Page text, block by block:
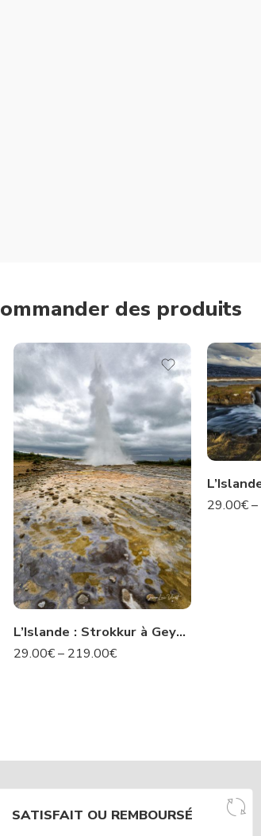
des produits
L’Islande : Strokkur à Geysir – N°50 IS
29.00€– 219.00€
29.00€–
SATISFAIT OU REMBOURSÉ